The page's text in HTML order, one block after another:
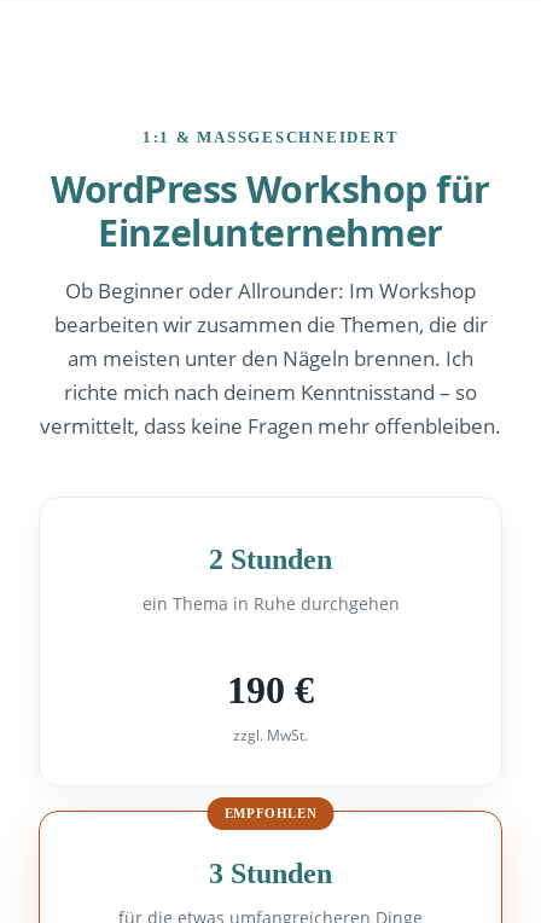
1:1 & MASSGESCHNEIDERT
WordPress Workshop für
Einzelunternehmer
Ob Beginner oder Allrounder: Im Workshop
bearbeiten wir zusammen die Themen, die dir
am meisten unter den Nägeln brennen. Ich
richte mich nach deinem Kenntnisstand – so
vermittelt, dass keine Fragen mehr offenbleiben.
2 Stunden
ein Thema in Ruhe durchgehen
190 €
zzgl. MwSt.
EMPFOHLEN
3 Stunden
für die etwas umfangreicheren Dinge